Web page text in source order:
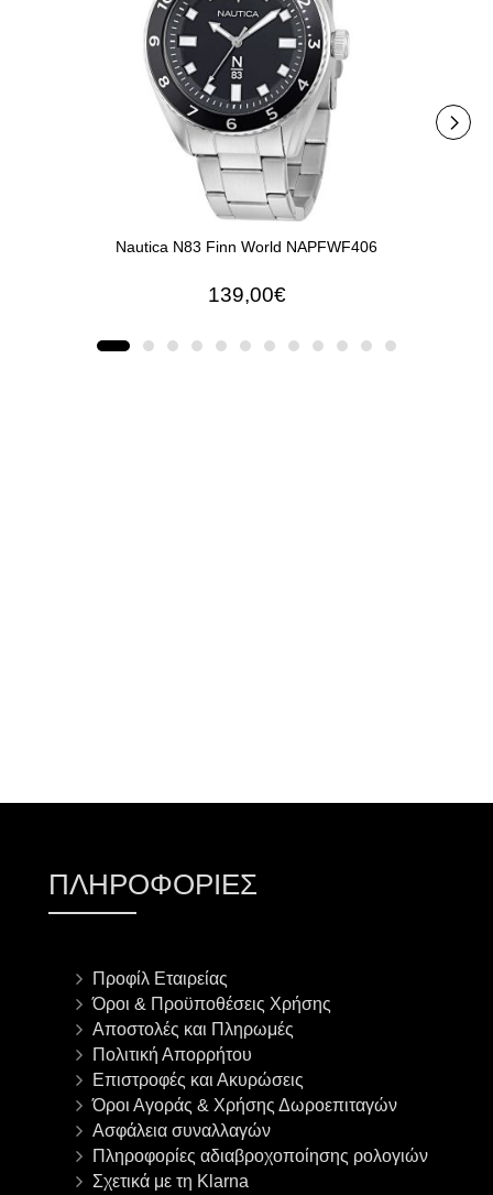
Nautica N83 Finn World NAPFWF406
139,00€
ΠΛΗΡΟΦΟΡΊΕΣ
Προφίλ Εταιρείας
Όροι & Προϋποθέσεις Χρήσης
Αποστολές και Πληρωμές
Πολιτική Απορρήτου
Επιστροφές και Ακυρώσεις
Όροι Αγοράς & Χρήσης Δωροεπιταγών
Ασφάλεια συναλλαγών
Πληροφορίες αδιαβροχοποίησης ρολογιών
Σχετικά με τη Klarna